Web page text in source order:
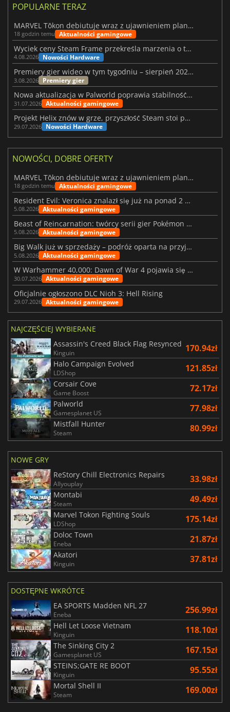
POPULARNE TERAZ
MARVEL Tōkon debiutuje wraz z ujawnieniem planu rozwoju na pierwszy rok
18 godzin temu Aktualności gamingowe
Wyciek ceny Steam Frame przekreśla marzenia o tanim zestawie VR
4.08.2026 Nowości Hardware
Premiery gier wideo w tym tygodniu – sierpień 2026 r. (32. tydzień)
3.08.2026 Premiery gier
Nowa aktualizacja w Palworld poprawia stabilność Sunreach i walk z bossami
31.07.2026 Aktualności gamingowe
Projekt Helix znów w grze, przyszłość Steam stoi pod znakiem zapytania
29.07.2026 Nowości Hardware
NOWOŚCI, DOBRE OFERTY
MARVEL Tōkon debiutuje wraz z ujawnieniem planu rozwoju na pierwszy rok
18 godzin temu Aktualności gamingowe
Resident Evil: Veronica znalazł się już na ponad 2 milionach list życzeń
5.08.2026 Aktualności gamingowe
Beast of Reincarnation: twórcy serii gier Pokémon wkraczają na nową ścieżkę
5.08.2026 Aktualności gamingowe
Big Walk już w sprzedaży – podróż oparta na przyjaźni
5.08.2026 Aktualności gamingowe
W Warhammer 40,000: Dawn of War 4 pojawia się frakcja Nekronów
30.07.2026 Aktualności gamingowe
Oficjalnie ogłoszono DLC Nioh 3: Hell Rising
29.07.2026 Aktualności gamingowe
NAJCZĘŚCIEJ WYBIERANE
Assassin's Creed Black Flag Resynced
Kinguin 170.94zł
Halo Campaign Evolved
LDShop 121.85zł
Corsair Cove
Game Boost 72.17zł
Palworld
Gamesplanet US 77.98zł
Mistfall Hunter
Steam 80.99zł
NOWE GRY
ReStory Chill Electronics Repairs
Allyouplay 33.98zł
Montabi
Steam 49.49zł
Marvel Tokon Fighting Souls
LDShop 175.14zł
Doloc Town
Eneba 21.87zł
Akatori
Kinguin 37.81zł
DOSTĘPNE WKRÓTCE
EA SPORTS Madden NFL 27
Eneba 256.99zł
Hell Let Loose Vietnam
Kinguin 118.10zł
The Sinking City 2
Gamesplanet US 167.15zł
STEINS;GATE RE BOOT
Kinguin 95.55zł
Mortal Shell II
Steam 169.00zł